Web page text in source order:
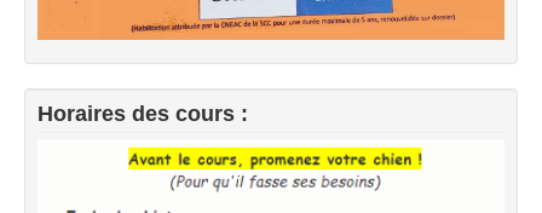
Horaires des cours :